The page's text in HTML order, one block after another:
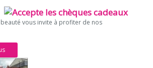
vous invite à profiter de nos